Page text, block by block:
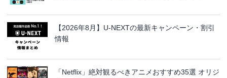
【2026年8月】U-NEXTの最新キャンペーン・割引
情報
「Netflix」絶対観るべきアニメおすすめ35選 オリジ